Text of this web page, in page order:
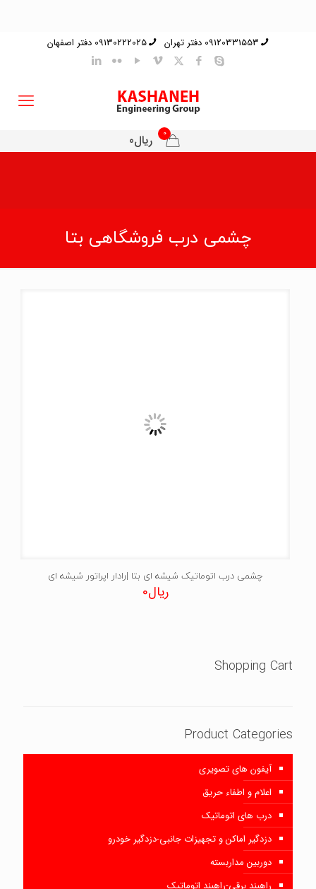
09120331553 دفتر تهران 09130222025 دفتر اصفهان
0 ریال0
چشمی درب فروشگاهی بتا
چشمی درب اتوماتیک شیشه ای بتا |رادار اپراتور شیشه ای
ریال0
Shopping Cart
Product Categories
آیفون های تصویری
اعلام و اطفاء حریق
درب های اتوماتیک
دزدگیر اماکن و تجهیزات جانبی-دزدگیر خودرو
دوربین مداربسته
راهبند برقی-راهبند اتوماتیک